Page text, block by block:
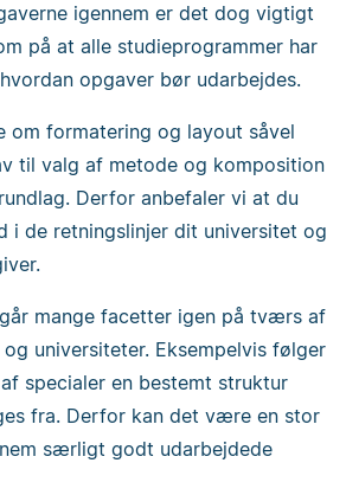
igennem er det dog vigtigt
på at alle studieprogrammer har
opgaver bør udarbejdes.
om formatering og layout såvel
til valg af metode og komposition
Derfor anbefaler vi at du
de retningslinjer dit universitet og
mange facetter igen på tværs af
universiteter. Eksempelvis følger
specialer en bestemt struktur
fra. Derfor kan det være en stor
særligt godt udarbejdede